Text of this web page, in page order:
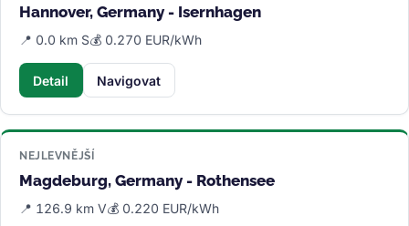
Hannover, Germany - Isernhagen
📍 0.0 km S💰 0.270 EUR/kWh
Detail Navigovat
NEJLEVNĚJŠÍ
Magdeburg, Germany - Rothensee
📍 126.9 km V💰 0.220 EUR/kWh